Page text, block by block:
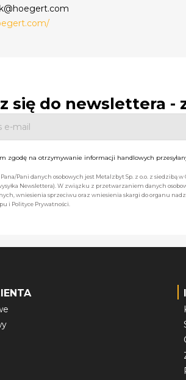
się do newslettera -
zgodę na otrzymywanie informacji handlowych
Pani danych osobowych jest Metalzbyt Sp. z o.o. z siedzibą
Newslettera). W związku z przetwarzaniem danych
wniesienia sprzeciwu oraz wniesienia skargi do organu
i Polityce Prywatności.